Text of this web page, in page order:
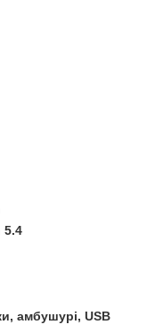
5.4
амбушурі, USB